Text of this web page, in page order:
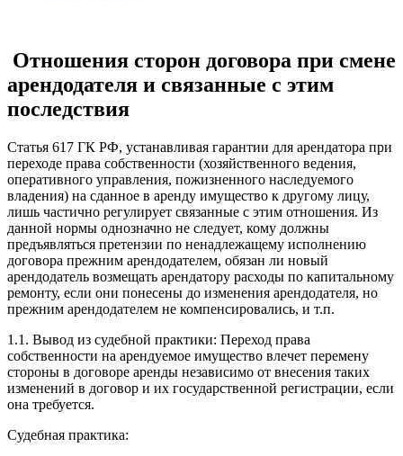
Отношения сторон договора при смене
арендодателя и связанные с этим
последствия
Статья 617 ГК РФ, устанавливая гарантии для арендатора при
переходе права собственности (хозяйственного ведения,
оперативного управления, пожизненного наследуемого
владения) на сданное в аренду имущество к другому лицу,
лишь частично регулирует связанные с этим отношения. Из
данной нормы однозначно не следует, кому должны
предъявляться претензии по ненадлежащему исполнению
договора прежним арендодателем, обязан ли новый
арендодатель возмещать арендатору расходы по капитальному
ремонту, если они понесены до изменения арендодателя, но
прежним арендодателем не компенсировались, и т.п.
1.1. Вывод из судебной практики: Переход права
собственности на арендуемое имущество влечет перемену
стороны в договоре аренды независимо от внесения таких
изменений в договор и их государственной регистрации, если
она требуется.
Судебная практика: